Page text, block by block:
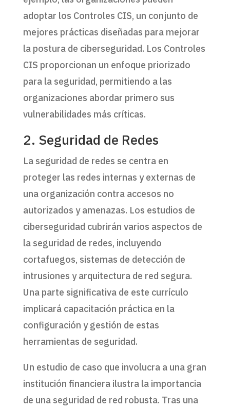
adoptar los Controles CIS, un conjunto de
mejores prácticas diseñadas para mejorar
la postura de ciberseguridad. Los Controles
CIS proporcionan un enfoque priorizado
para la seguridad, permitiendo a las
organizaciones abordar primero sus
vulnerabilidades más críticas.
2. Seguridad de Redes
La seguridad de redes se centra en
proteger las redes internas y externas de
una organización contra accesos no
autorizados y amenazas. Los estudios de
ciberseguridad cubrirán varios aspectos de
la seguridad de redes, incluyendo
cortafuegos, sistemas de detección de
intrusiones y arquitectura de red segura.
Una parte significativa de este currículo
implicará capacitación práctica en la
configuración y gestión de estas
herramientas de seguridad.
Un estudio de caso que involucra a una gran
institución financiera ilustra la importancia
de una seguridad de red robusta. Tras una